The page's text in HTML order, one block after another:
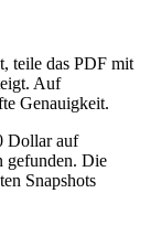
teile das PDF mit
Auf
Genauigkeit.
Dollar auf
gefunden. Die
Snapshots